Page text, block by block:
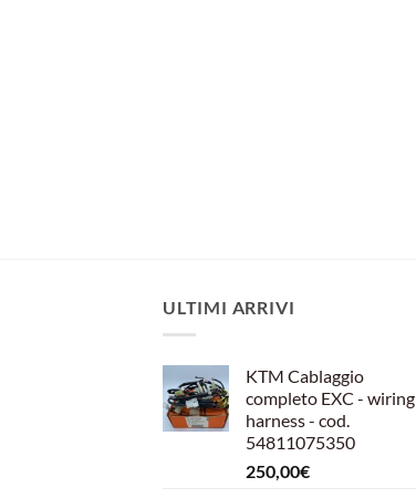
ULTIMI ARRIVI
KTM Cablaggio
completo EXC - wiring
harness - cod.
54811075350
250,00€